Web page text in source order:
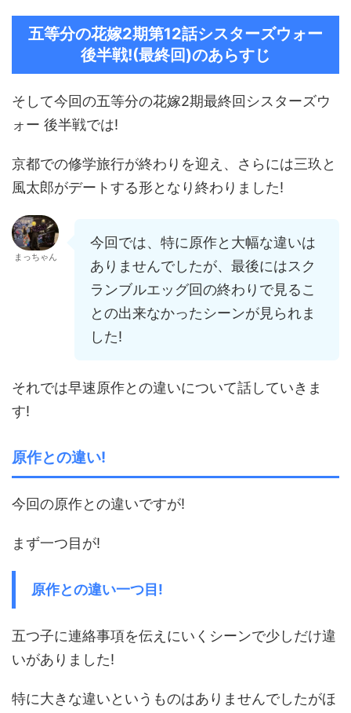
五等分の花嫁2期第12話シスターズウォー
後半戦!(最終回)のあらすじ
そして今回の五等分の花嫁2期最終回シスターズウ
ォー 後半戦では!
京都での修学旅行が終わりを迎え、さらには三玖と
風太郎がデートする形となり終わりました!
まっちゃん
今回では、特に原作と大幅な違いは
ありませんでしたが、最後にはスク
ランブルエッグ回の終わりで見るこ
との出来なかったシーンが見られま
した!
それでは早速原作との違いについて話していきま
す!
原作との違い!
今回の原作との違いですが!
まず一つ目が!
原作との違い一つ目!
五つ子に連絡事項を伝えにいくシーンで少しだけ違
いがありました!
特に大きな違いというものはありませんでしたがほ